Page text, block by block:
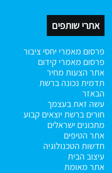
אתרי שותפים
פרסום מאמרי יחסי ציבור
פרסום מאמרי קידום
אתר הצעות מחיר
תדמית נכונה ברשת
הבאזר
עשה זאת בעצמך
חורים ברשת יוצאים קבוע
מתכונים ישראלים
אתר הטיפים
חדשות הטכנולוגיה
עיצוב הבית
אתר מאומת